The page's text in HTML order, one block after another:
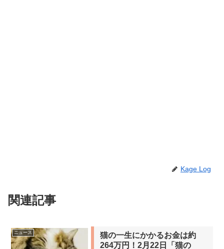
Kage Log
関連記事
ニュース
猫の一生にかかるお金は約
264万円！2月22日「猫の